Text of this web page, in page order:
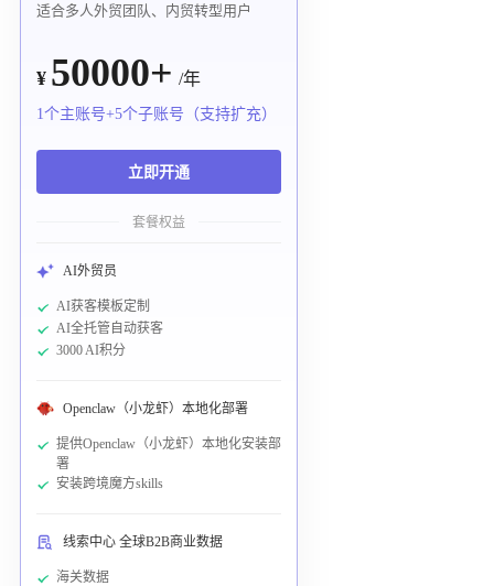
适合多人外贸团队、内贸转型用户
¥ 50000+ /年
1个主账号+5个子账号（支持扩充）
立即开通
套餐权益
AI外贸员
AI获客模板定制
AI全托管自动获客
3000 AI积分
Openclaw（小龙虾）本地化部署
提供Openclaw（小龙虾）本地化安装部
署
安装跨境魔方skills
线索中心 全球B2B商业数据
海关数据